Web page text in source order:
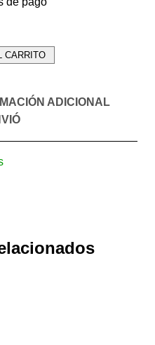
CARRITO
ADICIONAL